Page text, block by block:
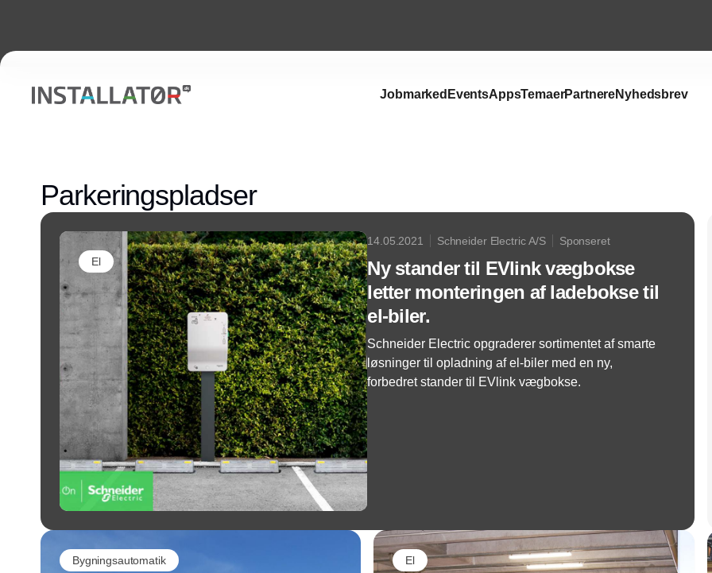
Jobmarked EventsAppsTemaerPartnereNyhedsbrev
Parkeringspladser
El
14.05.2021 Schneider Electric A/S Sponseret
Ny stander til EVlink vægbokse
letter monteringen af ladebokse til
el-biler.
Schneider Electric opgraderer sortimentet af smarte
løsninger til opladning af el-biler med en ny,
forbedret stander til EVlink vægbokse.
Bygningsautomatik El